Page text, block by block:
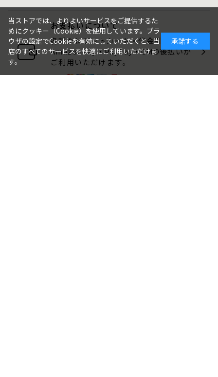
お支払いについて
各種クレジットカード・代金引換・
AmazonPay・PayPay・GMO後払いが
ご利用いただけます。
当ストアでは、よりよいサービスをご提供するた
めにクッキー（Cookie）を使用しています。ブラ
ウザの設定でCookieを有効にしていただくと、当
店のすべてのサービスを快適にご利用いただけま
す。
承諾する